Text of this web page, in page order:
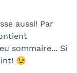
aussi! Par
sommaire... Si
😉